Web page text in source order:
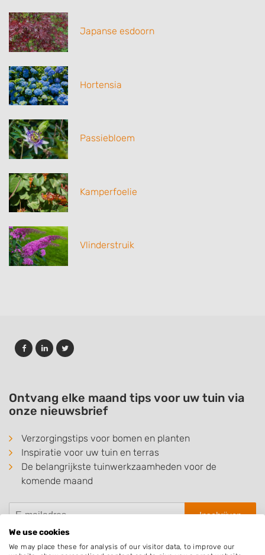
Japanse esdoorn
Hortensia
Passiebloem
Kamperfoelie
Vlinderstruik
Ontvang elke maand tips voor uw tuin via
onze nieuwsbrief
Verzorgingstips voor bomen en planten
Inspiratie voor uw tuin en terras
De belangrijkste tuinwerkzaamheden voor de
komende maand
Inschrijven
We use cookies
We may place these for analysis of our visitor data, to improve our